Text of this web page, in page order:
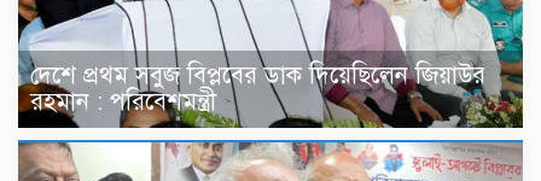
দেশে প্রথম সবুজ বিপ্লবের ডাক দিয়েছিলেন জিয়াউর
রহমান : পরিবেশমন্ত্রী